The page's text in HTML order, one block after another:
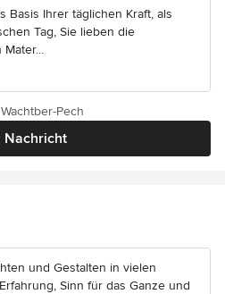
Basis Ihrer täglichen Kraft, als
Tag, Sie lieben die
Nachricht
Pech
und Gestalten in vielen
Sinn für das Ganze und